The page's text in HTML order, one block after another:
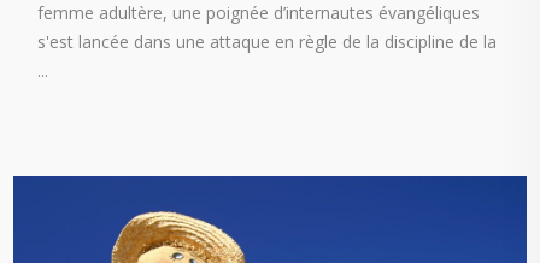
femme adultère, une poignée d’internautes évangéliques
s'est lancée dans une attaque en règle de la discipline de la